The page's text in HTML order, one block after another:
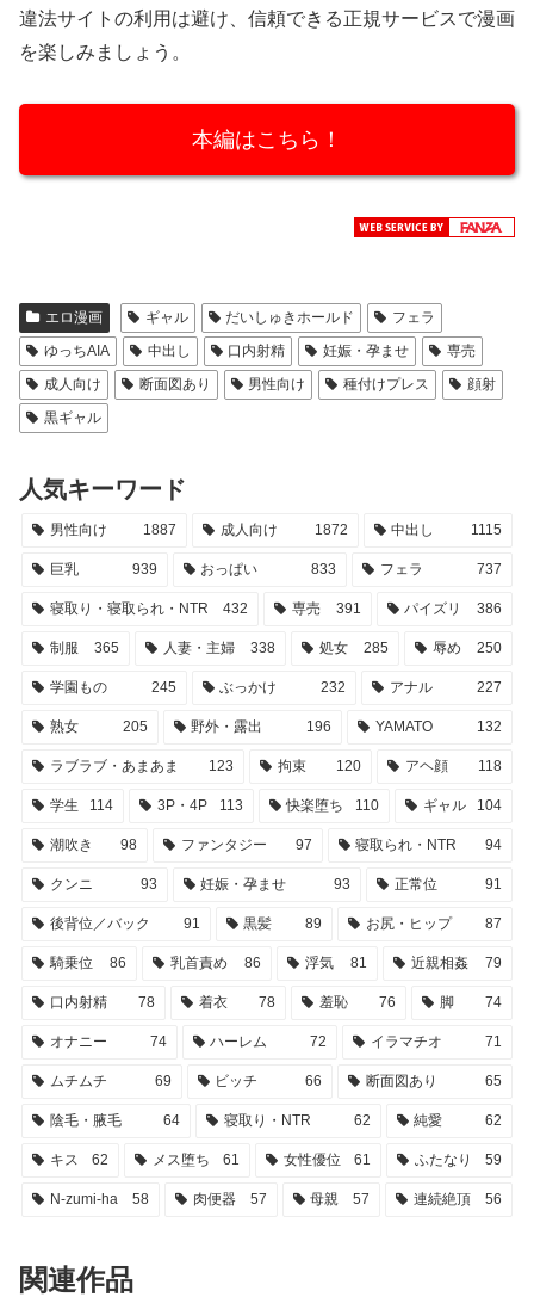
違法サイトの利用は避け、信頼できる正規サービスで漫画
を楽しみましょう。
本編はこちら！
エロ漫画 ギャル だいしゅきホールド
フェラ
ゆっちAIA
中出し 口内射精 妊娠・孕ませ
専売
成人向け
断面図あり 男性向け 種付けプレス
顔射
黒ギャル
人気キーワード
男性向け 1887 成人向け 1872 中出し 1115
巨乳 939 おっぱい 833 フェラ 737
寝取り・寝取られ・NTR 432 専売 391 パイズリ 386
制服 365 人妻・主婦 338 処女 285 辱め 250
学園もの 245 ぶっかけ 232 アナル 227
熟女 205 野外・露出 196 YAMATO 132
ラブラブ・あまあま 123 拘束 120 アヘ顔 118
学生 114 3P・4P 113 快楽堕ち 110 ギャル 104
潮吹き 98 ファンタジー 97 寝取られ・NTR 94
クンニ 93 妊娠・孕ませ 93 正常位 91
後背位／バック 91 黒髪 89 お尻・ヒップ 87
騎乗位 86 乳首責め 86 浮気 81 近親相姦 79
口内射精 78 着衣 78 羞恥 76 脚 74
オナニー 74 ハーレム 72 イラマチオ 71
ムチムチ 69 ビッチ 66 断面図あり 65
陰毛・腋毛 64 寝取り・NTR 62 純愛 62
キス 62 メス堕ち 61 女性優位 61 ふたなり 59
N-zumi-ha 58 肉便器 57 母親 57 連続絶頂 56
関連作品